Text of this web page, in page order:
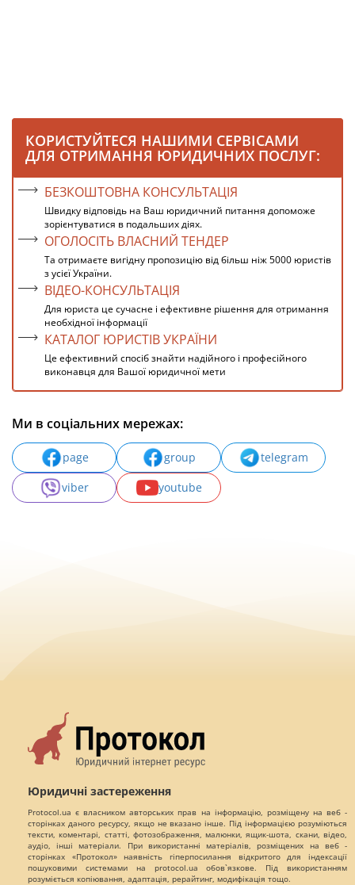
КОРИСТУЙТЕСЯ НАШИМИ СЕРВІСАМИ
ДЛЯ ОТРИМАННЯ ЮРИДИЧНИХ ПОСЛУГ:
БЕЗКОШТОВНА КОНСУЛЬТАЦІЯ
Швидку відповідь на Ваш юридичний питання допоможе
зорієнтуватися в подальших діях.
ОГОЛОСІТЬ ВЛАСНИЙ ТЕНДЕР
Та отримаєте вигідну пропозицію від більш ніж 5000 юристів
з усієї України.
ВІДЕО-КОНСУЛЬТАЦІЯ
Для юриста це сучасне і ефективне рішення для отримання
необхідної інформації
КАТАЛОГ ЮРИСТІВ УКРАЇНИ
Це ефективний спосіб знайти надійного і професійного
виконавця для Вашої юридичної мети
Ми в соціальних мережах:
page group
telegram
viber
youtube
Юридичні застереження
Protocol.ua є власником авторських прав на інформацію, розміщену на веб -
сторінках даного ресурсу, якщо не вказано інше. Під інформацією розуміються
тексти, коментарі, статті, фотозображення, малюнки, ящик-шота, скани, відео,
аудіо, інші матеріали. При використанні матеріалів, розміщених на веб -
сторінках «Протокол» наявність гіперпосилання відкритого для індексації
пошуковими системами на protocol.ua обов`язкове. Під використанням
розуміється копіювання, адаптація, рерайтинг, модифікація тощо.